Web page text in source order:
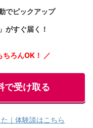
でピックアップ
がすぐ届く！
ちろんOK！ ／
で受け取る
｜体験談はこちら